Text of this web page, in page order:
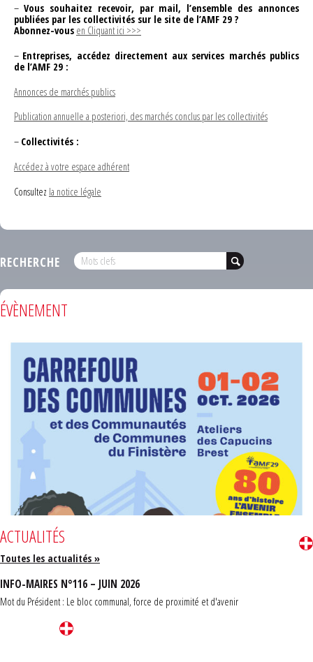
– Vous souhaitez recevoir, par mail, l’ensemble des annonces
publiées par les collectivités sur le site de l’AMF 29 ?
Abonnez-vous en Cliquant ici >>>
– Entreprises, accédez directement aux services marchés publics
de l’AMF 29 :
Annonces de marchés publics
Publication annuelle a posteriori, des marchés conclus par les collectivités
– Collectivités :
Accédez à votre espace adhérent
Consultez la notice légale
RECHERCHE
ÉVÈNEMENT
ACTUALITÉS
Toutes les actualités »
INFO-MAIRES N°116 – JUIN 2026
Mot du Président : Le bloc communal, force de proximité et d'avenir